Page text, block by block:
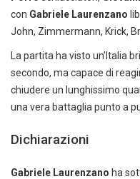
con Gabriele Laurenzano
John, Zimmermann, Krick,
La partita ha visto un’Italia
secondo, ma capace di
chiudere un lunghissimo
una vera battaglia punto a
Dichiarazioni
Gabriele Laurenzano ha